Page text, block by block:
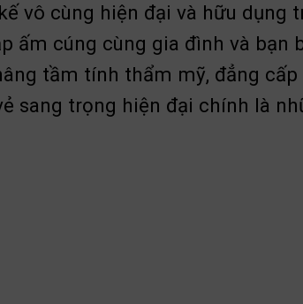
vô cùng hiện đại và hữu dụng
cúng cùng gia đình và bạn
tầm tính thẩm mỹ, đẳng
sang trọng hiện đại chính là